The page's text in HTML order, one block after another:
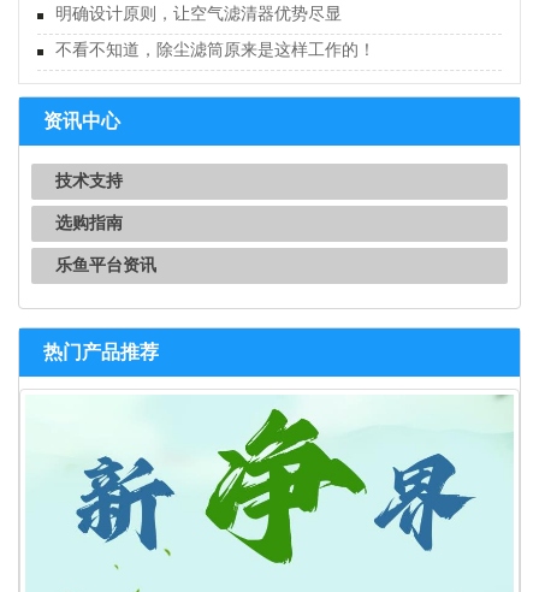
明确设计原则，让空气滤清器优势尽显
不看不知道，除尘滤筒原来是这样工作的！
资讯中心
技术支持
选购指南
乐鱼平台资讯
热门产品推荐